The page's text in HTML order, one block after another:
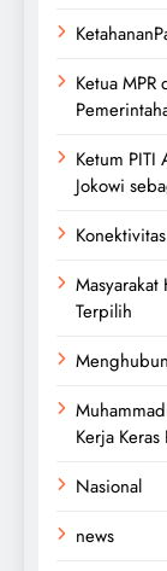
Ketua MPR
Ketum PITI
Jokowi
Terpilih
Kerja
Nasional
news